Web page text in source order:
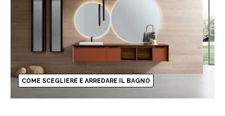
COME SCEGLIERE E ARREDARE IL BAGNO